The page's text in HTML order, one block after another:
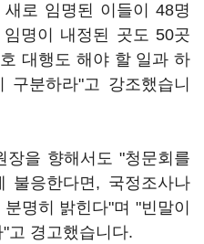
로 임명된 이들이 48명
명이 내정된 곳도 50곳
대행도 해야 할 일과 하
분하라"고 강조했습니
장을 향해서도 "청문회를
불응한다면, 국정조사나
명히 밝힌다"며 "빈말이
고 경고했습니다.